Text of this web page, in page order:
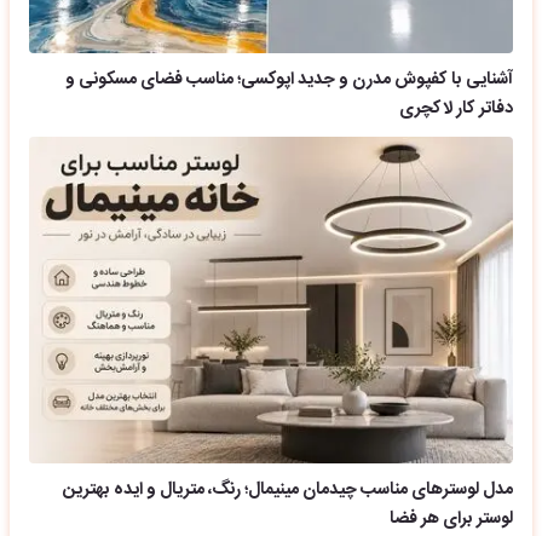
آشنایی با کفپوش مدرن و جدید اپوکسی؛ مناسب فضای مسکونی و
دفاتر کار لاکچری
مدل لوسترهای مناسب چیدمان مینیمال؛ رنگ، متریال و ایده بهترین
لوستر برای هر فضا